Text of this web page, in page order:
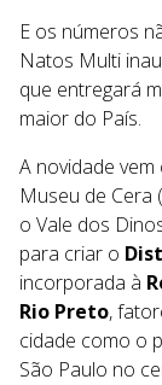
E os números
Natos Multi
que entregará
maior do País.
A novidade
Museu de Cera
o Vale dos
para criar o
incorporada à
Rio Preto,
cidade como o
São Paulo no